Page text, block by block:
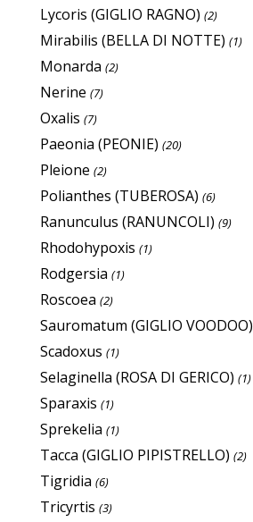
Lycoris (GIGLIO RAGNO) (2)
Mirabilis (BELLA DI NOTTE) (1)
Monarda (2)
Nerine (7)
Oxalis (7)
Paeonia (PEONIE) (20)
Pleione (2)
Polianthes (TUBEROSA) (6)
Ranunculus (RANUNCOLI) (9)
Rhodohypoxis (1)
Rodgersia (1)
Roscoea (2)
Sauromatum (GIGLIO VOODOO)
Scadoxus (1)
Selaginella (ROSA DI GERICO) (1)
Sparaxis (1)
Sprekelia (1)
Tacca (GIGLIO PIPISTRELLO) (2)
Tigridia (6)
Tricyrtis (3)